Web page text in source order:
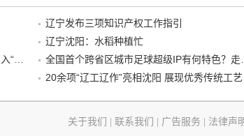
辽宁发布三项知识产权工作指引
辽宁沈阳：水稻种植忙
“38+1”！沈阳文旅听劝、宠客，又一景区加入“东北超”优惠名单！
全国首个跨
20余项“辽工辽作”亮相沈阳 展现优秀传统工艺
关于我们 联系我们 广告服务 法律声